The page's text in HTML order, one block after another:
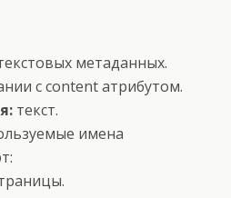
метаданных.
с content атрибутом.
текст.
имена